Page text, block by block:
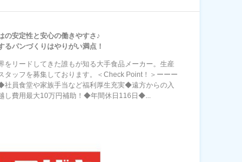
の安定性と安心の働きやすさ♪
るパンづくりはやりがい満点！
をリードしてきた誰もが知る大手食品メーカー。生産
タッフを募集しております。＜Check Point！＞ーーー
社員食堂や家族手当など福利厚生充実◆遠方からの入
し費用最大10万円補助！◆年間休日116日◆...